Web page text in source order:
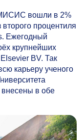
МИСИС вошли в 2%
процентиля
Ежегодный
крупнейших
BV. Так
карьеру ученого
в обе